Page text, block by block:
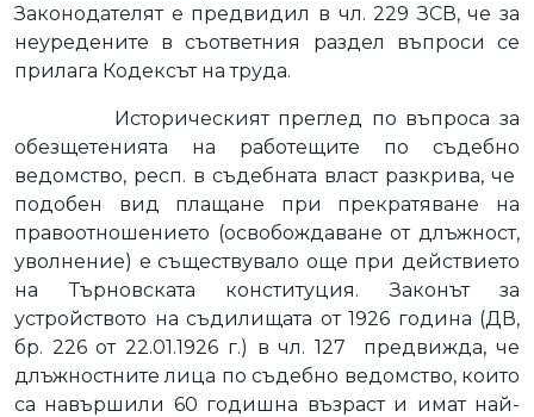
Законодателят е предвидил в чл. 229 ЗСВ, че за
неуредените в съответния раздел въпроси се
прилага Кодексът на труда.
Историческият преглед по въпроса за
обезщетенията на работещите по съдебно
ведомство, респ. в съдебната власт разкрива, че
подобен вид плащане при прекратяване на
правоотношението (освобождаване от длъжност,
уволнение) е съществувало още при действието
на Търновската конституция. Законът за
устройството на съдилищата от 1926 година (ДВ,
бр. 226 от 22.01.1926 г.) в чл. 127
предвижда, че
длъжностните лица по съдебно ведомство, които
са навършили 60 годишна възраст и имат най-